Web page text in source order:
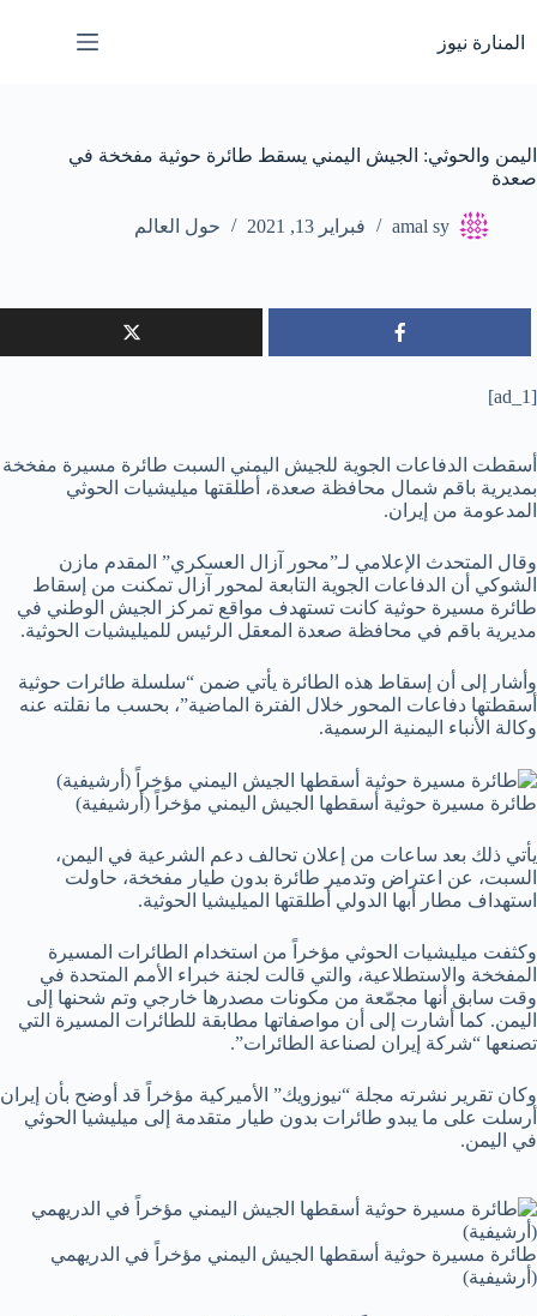
إلى
المحتوى
المنارة نيوز
اليمن والحوثي: الجيش اليمني يسقط طائرة حوثية مفخخة في
صعدة
amal sy فبراير 13, 2021 حول العالم
[ad_1]
أسقطت الدفاعات الجوية للجيش اليمني السبت طائرة مسيرة مفخخة
بمديرية باقم شمال محافظة صعدة، أطلقتها ميليشيات الحوثي
المدعومة من إيران.
وقال المتحدث الإعلامي لـ”محور آزال العسكري” المقدم مازن
الشوكي أن الدفاعات الجوية التابعة لمحور آزال تمكنت من إسقاط
طائرة مسيرة حوثية كانت تستهدف مواقع تمركز الجيش الوطني في
مديرية باقم في محافظة صعدة المعقل الرئيس للميليشيات الحوثية.
وأشار إلى أن إسقاط هذه الطائرة يأتي ضمن “سلسلة طائرات حوثية
أسقطتها دفاعات المحور خلال الفترة الماضية”، بحسب ما نقلته عنه
وكالة الأنباء اليمنية الرسمية.
طائرة مسيرة حوثية أسقطها الجيش اليمني مؤخراً (أرشيفية)
يأتي ذلك بعد ساعات من إعلان تحالف دعم الشرعية في اليمن،
السبت، عن اعتراض وتدمير طائرة بدون طيار مفخخة، حاولت
استهداف مطار أبها الدولي أطلقتها الميليشيا الحوثية.
وكثفت ميليشيات الحوثي مؤخراً من استخدام الطائرات المسيرة
المفخخة والاستطلاعية، والتي قالت لجنة خبراء الأمم المتحدة في
وقت سابق أنها مجمّعة من مكونات مصدرها خارجي وتم شحنها إلى
اليمن. كما أشارت إلى أن مواصفاتها مطابقة للطائرات المسيرة التي
تصنعها “شركة إيران لصناعة الطائرات”.
وكان تقرير نشرته مجلة “نيوزويك” الأميركية مؤخراً قد أوضح بأن إيران
أرسلت على ما يبدو طائرات بدون طيار متقدمة إلى ميليشيا الحوثي
في اليمن.
طائرة مسيرة حوثية أسقطها الجيش اليمني مؤخراً في الدريهمي
(أرشيفية)